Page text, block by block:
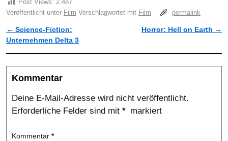
Post Views: 2.487
Veröffentlicht unter Film Verschlagwortet mit Film permalink
Artikelnavigation
← Science-Fiction:
Unternehmen Delta 3
Horror: Hell on Earth →
Kommentar
Deine E-Mail-Adresse wird nicht veröffentlicht.
Erforderliche Felder sind mit * markiert
Kommentar *